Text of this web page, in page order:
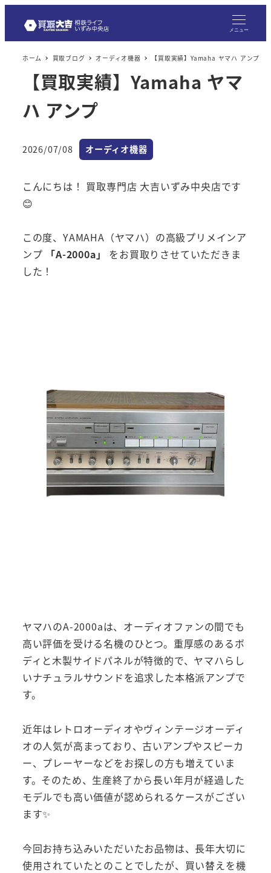
メニュー
ホーム 買取ブログ オーディオ機器 【買取実績】Yamaha ヤマハ アンプ
【買取実績】Yamaha ヤマ
ハ アンプ
投稿日
2026/07/08 カテゴリー
オーディオ機器
こんにちは！ 買取専門店 大吉いずみ中央店です
😊
この度、YAMAHA（ヤマハ）の高級プリメインア
ンプ
「A-2000a」
をお買取りさせていただきま
した！
ヤマハのA-2000aは、オーディオファンの間でも
高い評価を受ける名機のひとつ。重厚感のあるボ
ディと木製サイドパネルが特徴的で、ヤマハらし
いナチュラルサウンドを追求した本格派アンプで
す。
近年はレトロオーディオやヴィンテージオーディ
オの人気が高まっており、古いアンプやスピーカ
ー、プレーヤーなどをお探しの方も増えていま
す。そのため、生産終了から長い年月が経過した
モデルでも高い価値が認められるケースがござい
ます✨
今回お持ち込みいただいたお品物は、長年大切に
使用されていたとのことでしたが、買い替えを機